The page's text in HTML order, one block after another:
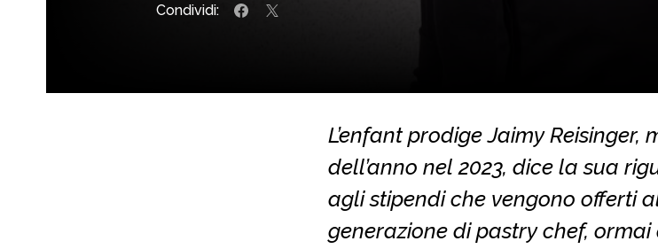
Condividi:
L’enfant prodige Jaimy Reisinger,
dell’anno nel 2023, dice la sua
agli stipendi che vengono offerti
generazione di pastry chef,